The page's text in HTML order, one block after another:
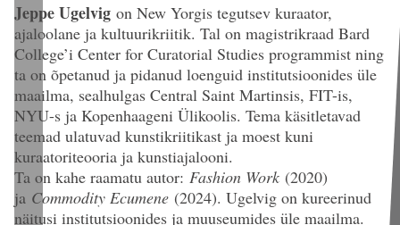
Jeppe Ugelvig on New Yorgis tegutsev kuraator,
ajaloolane ja kultuurikriitik. Tal on magistrikraad Bard
College’i Center for Curatorial Studies programmist ning
ta on õpetanud ja pidanud loenguid institutsioonides üle
maailma, sealhulgas Central Saint Martinsis, FIT-is,
NYU-s ja Kopenhaageni Ülikoolis. Tema käsitletavad
teemad ulatuvad kunstikriitikast ja moest kuni
kuraatoriteooria ja kunstiajalooni.
Ta on kahe raamatu autor: Fashion Work (2020)
ja Commodity Ecumene (2024). Ugelvig on kureerinud
näitusi institutsioonides ja muuseumides üle maailma.